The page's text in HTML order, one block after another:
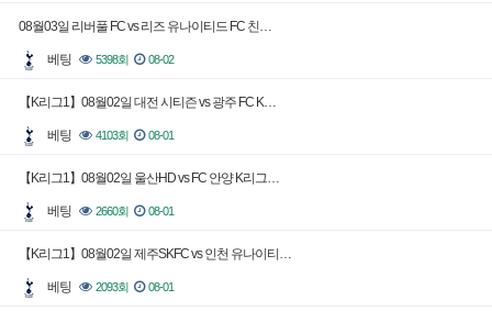
08월03일 리버풀 FC vs 리즈 유나이티드 FC 친…
베팅 5398회 08-02
【K리그1】08월02일 대전 시티즌 vs 광주 FC K…
베팅 4103회 08-01
【K리그1】08월02일 울산HD vs FC 안양 K리그…
베팅 2660회 08-01
【K리그1】08월02일 제주SKFC vs 인천 유나이티…
베팅 2093회 08-01